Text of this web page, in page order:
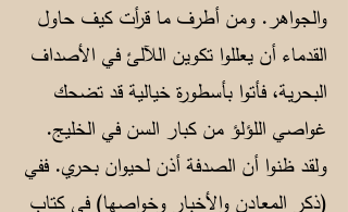
والجواهر. ومن أطرف ما قرأت كيف حاول
القدماء أن يعللوا تكوين اللآلئ في الأصداف
البحرية، فأتوا بأسطورة خيالية قد تضحك
غواصي اللؤلؤ من كبار السن في الخليج.
ولقد ظنوا أن الصدفة أذن لحيوان بحري. ففي
(ذكر المعادن والأخبار وخواصها) في كتاب